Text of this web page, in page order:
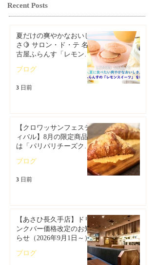
Recent Posts
夏だけの爽やかなおいし
さ🍋 サロン・ド・テ 名
古屋ふらんす「レモンス
ブログ
3 日前
【クロワッサンフェステ
ィバル】8月の限定商品
は「パリパリチーズクロ
ブログ
3 日前
【あさひ長久手店】ドリ
ンクバー価格改定のお知
らせ（2026年9月1日～）
ブログ